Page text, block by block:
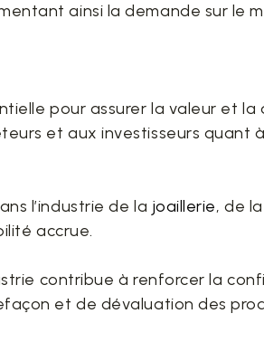
ainsi la demande sur le
pour assurer la valeur et
et aux investisseurs quant
l’industrie de la joaillerie, de
accrue.
contribue à renforcer la
et de dévaluation des